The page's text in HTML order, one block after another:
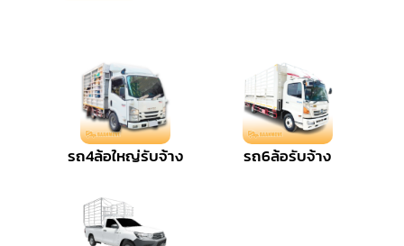
รถ4ล้อใหญ่รับจ้าง รถ6ล้อรับจ้าง